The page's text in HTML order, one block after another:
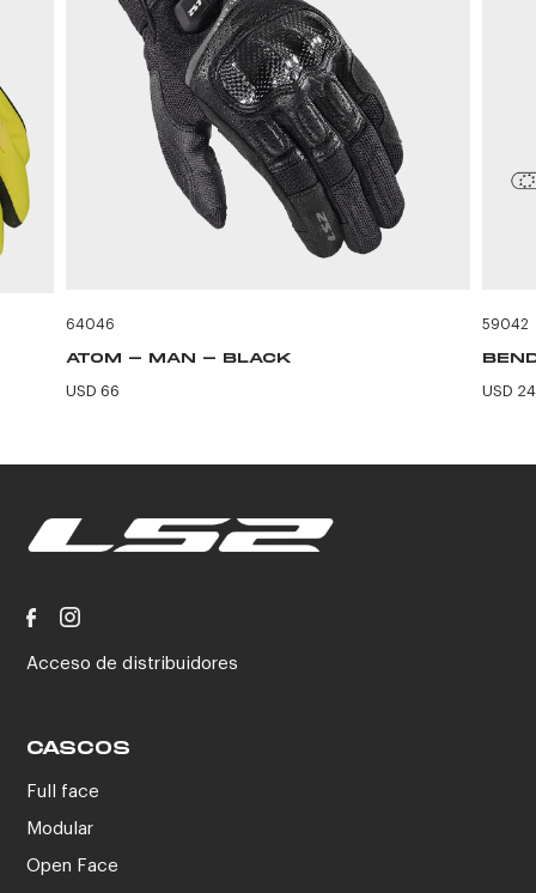
64046
ATOM - MAN - BLACK
USD 66
59042
USD 24
Acceso de distribuidores
CASCOS
Full face
Modular
Open Face